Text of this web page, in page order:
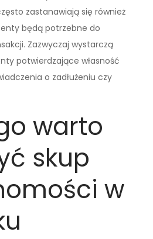
zastanawiają się również
będą potrzebne do
Zazwyczaj wystarczą
potwierdzające własność
o zadłużeniu czy
warto
skup
w